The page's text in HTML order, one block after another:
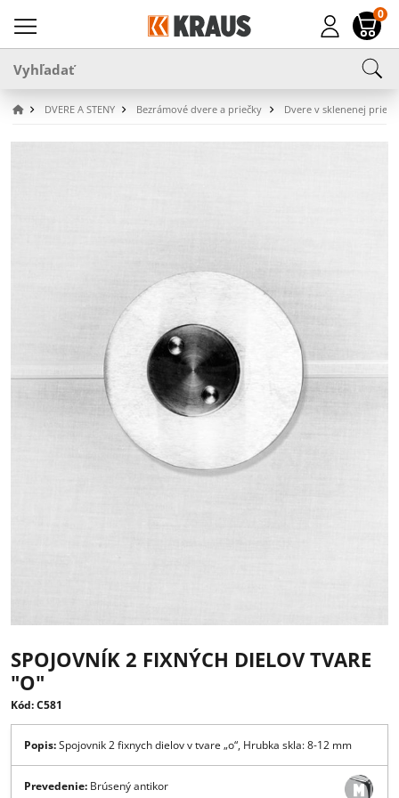
0
DVERE A STENY Bezrámové dvere a priečky Dvere v sklenenej
SPOJOVNÍK 2 FIXNÝCH DIELOV
"O"
Kód: C581